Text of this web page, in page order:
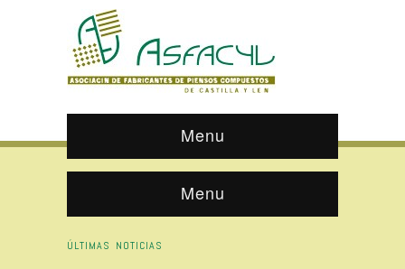
Menu
Menu
ÚLTIMAS NOTICIAS